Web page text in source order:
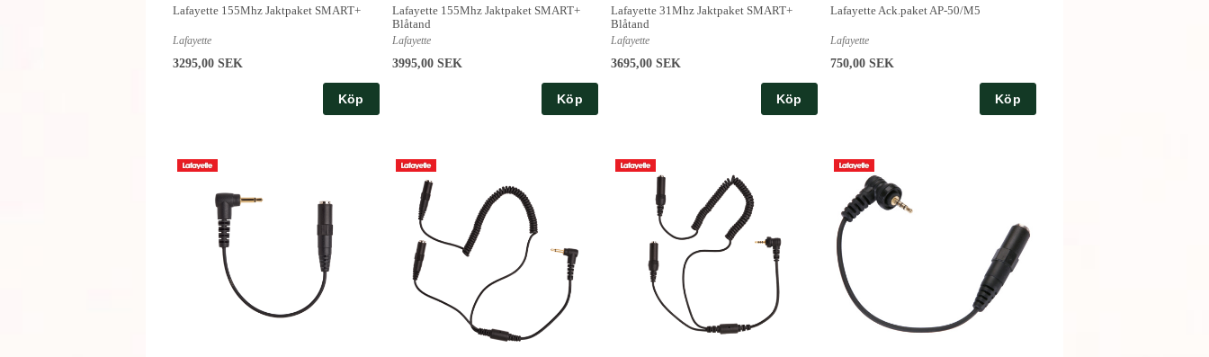
Lafayette 155Mhz Jaktpaket SMART+
Lafayette
3295,00 SEK
Köp
Lafayette 155Mhz Jaktpaket SMART+
Blåtand
Lafayette
3995,00 SEK
Köp
Lafayette 31Mhz Jaktpaket SMART+
Blåtand
Lafayette
3695,00 SEK
Köp
Lafayette Ack.paket AP-50/M5
Lafayette
750,00 SEK
Köp